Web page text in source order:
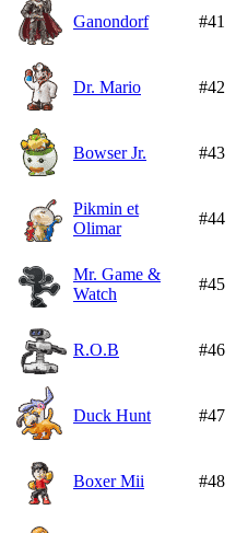
Ganondorf #41
Dr. Mario #42
Bowser Jr. #43
Pikmin et
Olimar
#44
Mr. Game &
Watch
#45
R.O.B #46
Duck Hunt #47
Boxer Mii #48